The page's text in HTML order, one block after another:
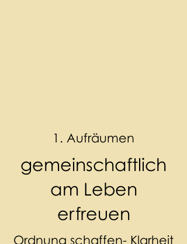
1. Aufräumen
gemeinschaftlich
am Leben
erfreuen
Ordnung schaffen- Klarheit